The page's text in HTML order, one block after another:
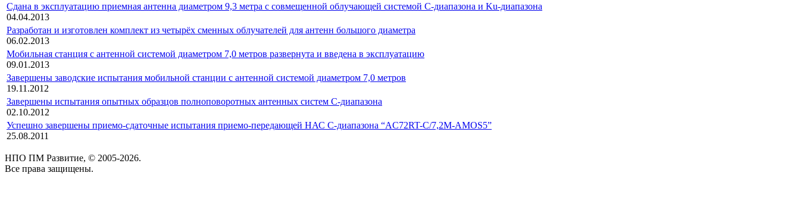
Сдана в эксплуатацию приемная антенна диаметром 9,3 метра с совмещенной облучающей системой С-диапазона и Ku-диапазона
04.04.2013
Разработан и изготовлен комплект из четырёх сменных облучателей для антенн большого диаметра
06.02.2013
Мобильная станция с антенной системой диаметром 7,0 метров развернута и введена в эксплуатацию
09.01.2013
Завершены заводские испытания мобильной станции с антенной системой диаметром 7,0 метров
19.11.2012
Завершены испытания опытных образцов полноповоротных антенных систем С-диапазона
02.10.2012
Успешно завершены приемо-сдаточные испытания приемо-передающей НАС С-диапазона “AC72RT-C/7,2M-AMOS5”
25.08.2011
НПО ПМ Развитие, © 2005-2026.
Все права защищены.